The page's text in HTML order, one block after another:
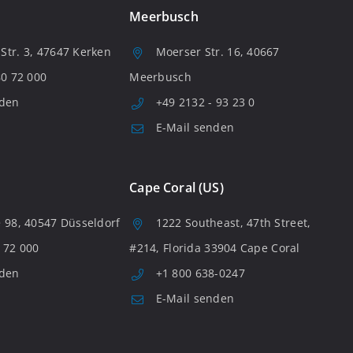
3, 47647 Kerken
72 000
Meerbusch
Moerser Str. 16, 40667
Meerbusch
+49 2132 - 93 23 0
E-Mail senden
98, 40547 Düsseldorf
000
Cape Coral (US)
1222 Southeast, 47th Street,
#214, Florida 33904 Cape Coral
+1 800 638-0247
E-Mail senden